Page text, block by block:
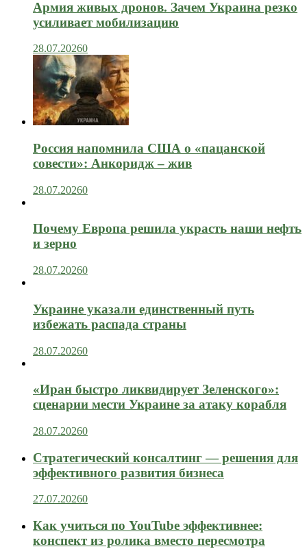
Армия живых дронов. Зачем Украина резко
усиливает мобилизацию
28.07.20260
Россия напомнила США о «пацанской
совести»: Анкоридж – жив
28.07.20260
Почему Европа решила украсть наши нефть
и зерно
28.07.20260
Украине указали единственный путь
избежать распада страны
28.07.20260
«Иран быстро ликвидирует Зеленского»:
сценарии мести Украине за атаку корабля
28.07.20260
Стратегический консалтинг — решения для
эффективного развития бизнеса
27.07.20260
Как учиться по YouTube эффективнее:
конспект из ролика вместо пересмотра